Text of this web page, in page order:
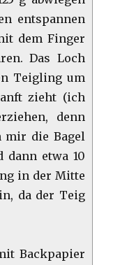
entspannen
dem Finger
Das Loch
Teigling um
zieht (ich
denn
mir die Bagel
dann etwa 10
in der Mitte
da der Teig
Backpapier